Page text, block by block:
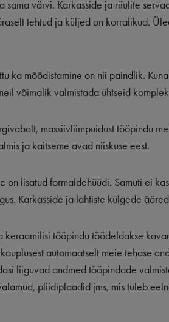
sama värvi. Karkasside ja riiulite
tehtud ja küljed on korralikud.
ka mõõdistamine on nii paindlik.
võimalik valmistada ühtseid
massiivliimpuidust tööpindu
ja kaitseme avad niiskuse eest.
on lisatud formaldehüüdi. Samuti ei
Karkasside ja lahtiste külgede
tööpindu töödeldakse
automaatselt meie tehase
liiguvad andmed tööpindade
pliidiplaadid jms, mis tuleb